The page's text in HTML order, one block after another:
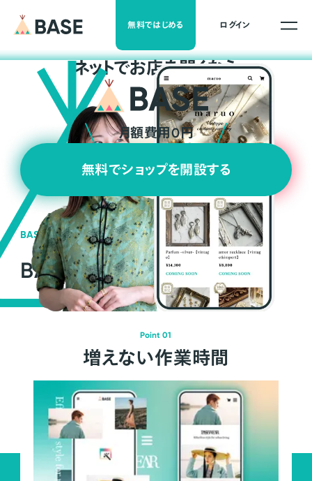
無料ではじめる ログイン
ネットでお店を開くなら
月額費用0円
無料でショップを開設する
BASEの強み
BASEが強い3つの理由
Point 01
増えない作業時間